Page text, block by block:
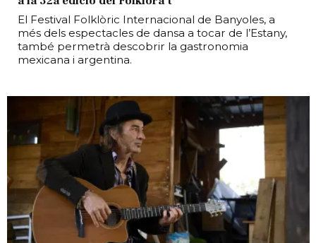
El Festival Folklòric Internacional de Banyoles, a
més dels espectacles de dansa a tocar de l’Estany,
també permetrà descobrir la gastronomia
mexicana i argentina.